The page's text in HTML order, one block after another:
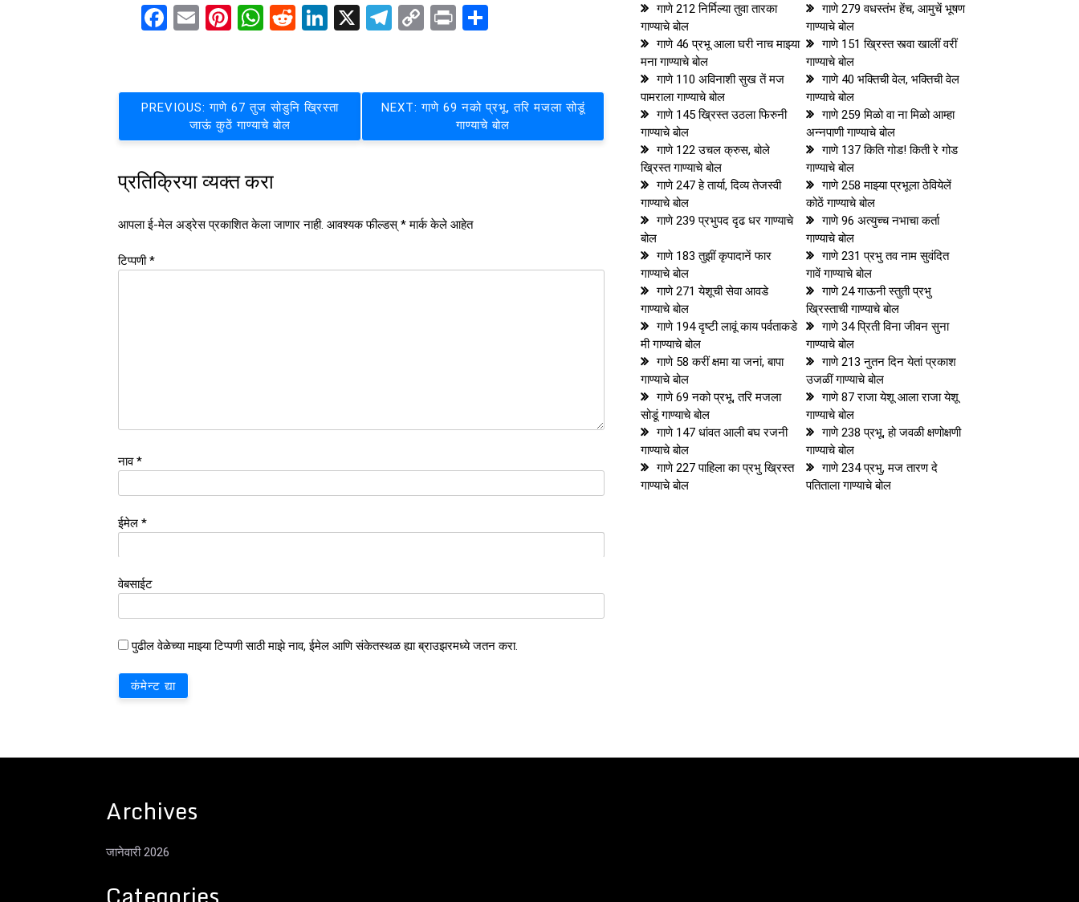
Facebook
EmailPinterest
WhatsApp
RedditLinkedIn
X Telegram
CopyPrint
पोस्टचे
नॅव्हिगेशन
PREVIOUS: गाणे 67 तुज सोडुनि ख्रिस्ता
जाऊं कुठें गाण्याचे बोल
NEXT: गाणे 69 नको प्रभू, तरि मजला सोडूं
गाण्याचे बोल
प्रतिक्रिया व्यक्त करा
आपला ई-मेल अड्रेस प्रकाशित केला जाणार नाही. आवश्यक फील्डस्*मार्क केले आहेत
टिप्पणी*
नाव*
ईमेल *
वेबसाईट
पुढील वेळेच्या माझ्या टिप्पणी साठी माझे नाव, ईमेल आणि संकेतस्थळ ह्या ब्राउझरमध्ये जतन करा.
गाणे 212 निर्मिल्या तुवा तारका
गाण्याचे बोल
गाणे 279 वधस्तंभ हेंच, आमुचें भूषण
गाण्याचे बोल
गाणे 46 प्रभू आला घरी नाच माझ्या
मना गाण्याचे बोल
गाणे 151 ख्रिस्त स्त्वा खालीं वरीं
गाण्याचे बोल
गाणे 110 अविनाशी सुख तें मज
पामराला गाण्याचे बोल
गाणे 40 भक्तिची वेल, भक्तिची वेल
गाण्याचे बोल
गाणे 145 ख्रिस्त उठला फिरुनी
गाण्याचे बोल
गाणे 259 मिळो वा ना मिळो आम्हा
अन्नपाणी गाण्याचे बोल
गाणे 122 उचल क्रुस, बोले
ख्रिस्त गाण्याचे बोल
गाणे 137 किति गोड! किती रे गोड
गाण्याचे बोल
गाणे 247 हे तार्या, दिव्य तेजस्वी
गाण्याचे बोल
गाणे 258 माझ्या प्रभूला ठेवियेलें
कोठें गाण्याचे बोल
गाणे 239 प्रभुपद दृढ धर गाण्याचे
बोल
गाणे 96 अत्युच्च नभाचा कर्ता
गाण्याचे बोल
गाणे 183 तुझीं कृपादानें फार
गाण्याचे बोल
गाणे 231 प्रभु तव नाम सुवंदित
गावें गाण्याचे बोल
गाणे 271 येशूची सेवा आवडे
गाण्याचे बोल
गाणे 24 गाऊनी स्तुती प्रभु
ख्रिस्ताची गाण्याचे बोल
गाणे 194 दृष्टी लावूं काय पर्वताकडे
मी गाण्याचे बोल
गाणे 34 प्रिती विना जीवन सुना
गाण्याचे बोल
गाणे 58 करीं क्षमा या जनां, बापा
गाण्याचे बोल
गाणे 213 नुतन दिन येतां प्रकाश
उजळीं गाण्याचे बोल
गाणे 69 नको प्रभू, तरि मजला
सोडूं गाण्याचे बोल
गाणे 87 राजा येशू आला राजा येशू
गाण्याचे बोल
गाणे 147 धांवत आली बघ रजनी
गाण्याचे बोल
गाणे 238 प्रभू, हो जवळी क्षणोक्षणी
गाण्याचे बोल
गाणे 227 पाहिला का प्रभु ख्रिस्त
गाण्याचे बोल
गाणे 234 प्रभु, मज तारण दे
पतिताला गाण्याचे बोल
Archives
जानेवारी 2026